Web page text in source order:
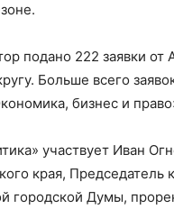
подано 222 заявки
Больше всего
бизнес и
участвует Иван
края,
городской Думы,